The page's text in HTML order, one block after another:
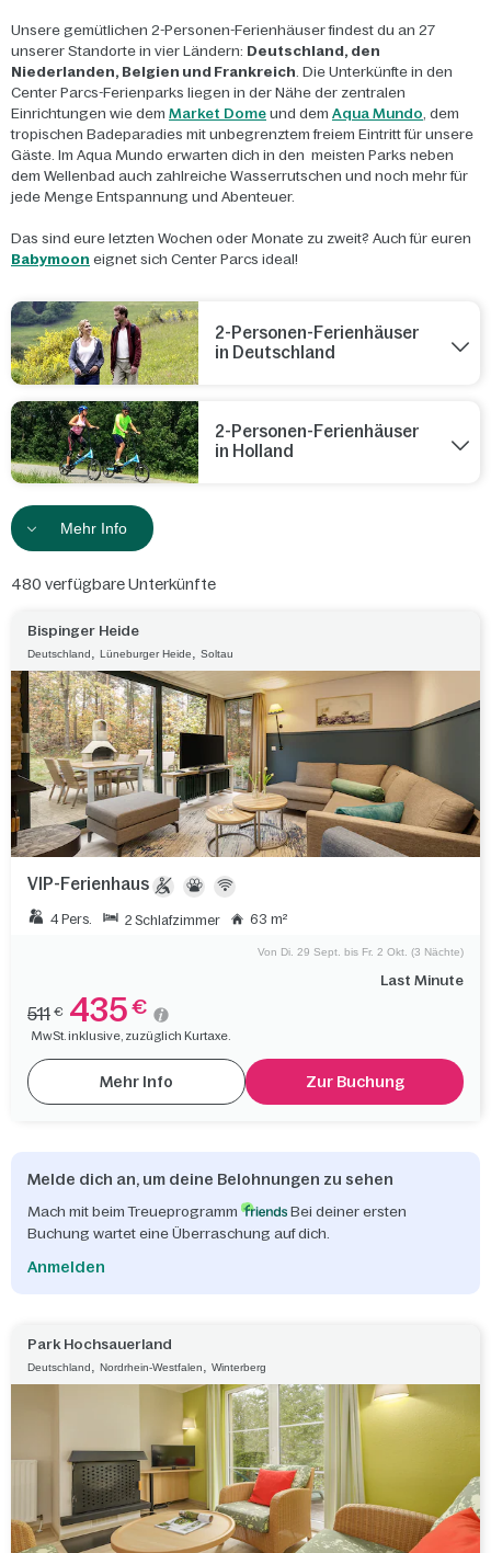
Unsere gemütlichen 2-Personen-Ferienhäuser findest du an 27
unserer Standorte in vier Ländern: Deutschland, den
Niederlanden, Belgien und Frankreich. Die Unterkünfte in den
Center Parcs-Ferienparks liegen in der Nähe der zentralen
Einrichtungen wie dem Market Dome und dem Aqua Mundo, dem
tropischen Badeparadies mit unbegrenztem freiem Eintritt für unsere
Gäste. Im Aqua Mundo erwarten dich in den meisten Parks neben
dem Wellenbad auch zahlreiche Wasserrutschen und noch mehr für
jede Menge Entspannung und Abenteuer.
Das sind eure letzten Wochen oder Monate zu zweit? Auch für euren
Babymoon eignet sich Center Parcs ideal!
2-Personen-Ferienhäuser
in Deutschland
2-Personen-Ferienhäuser
in Holland
Mehr Info
480 verfügbare Unterkünfte
Bispinger Heide
Deutschland, Lüneburger Heide, Soltau
VIP-Ferienhaus
4 Pers. 2 Schlafzimmer 63 m²
Last Minute
Von Di. 29 Sept. bis Fr. 2 Okt. (3 Nächte)
511 € 435 €
MwSt. inklusive, zuzüglich Kurtaxe.
Mehr Info Zur Buchung
Melde dich an, um deine Belohnungen zu sehen
Mach mit beim Treueprogramm
Bei deiner ersten
Buchung wartet eine Überraschung auf dich.
Anmelden
Park Hochsauerland
Deutschland, Nordrhein-Westfalen, Winterberg